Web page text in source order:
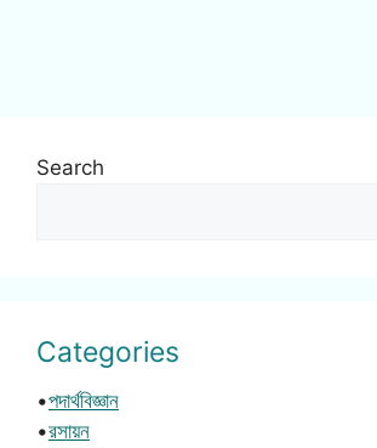
Search
Categories
•পদার্থবিজ্ঞান
•রসায়ন